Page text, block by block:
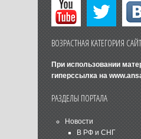
ВОЗРАСТНАЯ КАТЕГОРИЯ
При использовании
гиперссылка на
РАЗДЕЛЫ ПОРТАЛА
Новости
В РФ и СНГ